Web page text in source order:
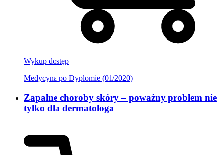
Wykup dostęp
Medycyna po Dyplomie (01/2020)
Zapalne choroby skóry – poważny problem nie
tylko dla dermatologa